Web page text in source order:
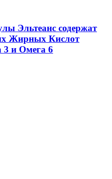
Эльтеанс содержат
Жирных Кислот
3 и Омега 6